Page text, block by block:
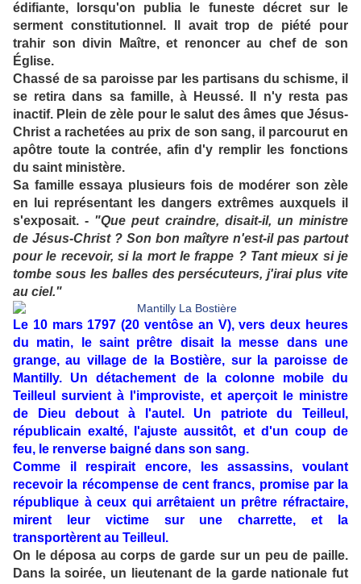
édifiante, lorsqu'on publia le funeste décret sur le
serment constitutionnel. Il avait trop de piété pour
trahir son divin Maître, et renoncer au chef de son
Église.
Chassé de sa paroisse par les partisans du schisme, il
se retira dans sa famille, à Heussé. Il n'y resta pas
inactif. Plein de zèle pour le salut des âmes que Jésus-
Christ a rachetées au prix de son sang, il parcourut en
apôtre toute la contrée, afin d'y remplir les fonctions
du saint ministère.
Sa famille essaya plusieurs fois de modérer son zèle
en lui représentant les dangers extrêmes auxquels il
s'exposait. - "Que peut craindre, disait-il, un ministre
de Jésus-Christ ? Son bon maîtyre n'est-il pas partout
pour le recevoir, si la mort le frappe ? Tant mieux si je
tombe sous les balles des persécuteurs, j'irai plus vite
au ciel."
Le 10 mars 1797 (20 ventôse an V), vers deux heures
du matin, le saint prêtre disait la messe dans une
grange, au village de la Bostière, sur la paroisse de
Mantilly.
Un détachement de la colonne mobile du
Teilleul survient à l'improviste, et aperçoit le ministre
de Dieu debout à l'autel. Un patriote du Teilleul,
républicain exalté, l'ajuste aussitôt, et d'un coup de
feu, le renverse baigné dans son sang.
Comme il respirait encore, les assassins, voulant
recevoir la récompense de cent francs, promise par la
république à ceux qui arrêtaient un prêtre réfractaire,
mirent leur victime sur une charrette, et la
transportèrent au Teilleul.
On le déposa au corps de garde sur un peu de paille.
Dans la soirée, un lieutenant de la garde nationale fut